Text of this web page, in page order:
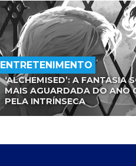
ENTRETENIMENTO
‘ALCHEMISED’: A FANTASIA
MAIS AGUARDADA DO ANO
PELA INTRÍNSECA